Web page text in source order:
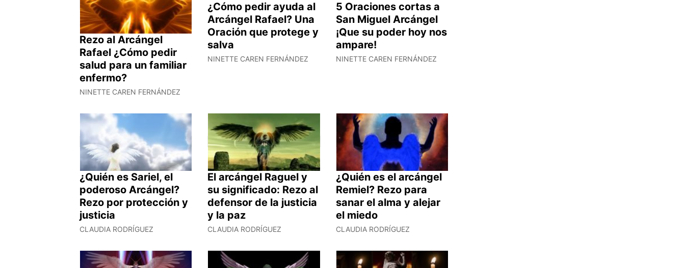
Rezo al Arcángel
Rafael ¿Cómo pedir
salud para un familiar
enfermo?
NINETTE CAREN FERNÁNDEZ
¿Cómo pedir ayuda al
Arcángel Rafael? Una
Oración que protege y
salva
NINETTE CAREN FERNÁNDEZ
5 Oraciones cortas a
San Miguel Arcángel
¡Que su poder hoy nos
ampare!
NINETTE CAREN FERNÁNDEZ
¿Quién es Sariel, el
poderoso Arcángel?
Rezo por protección y
justicia
CLAUDIA RODRÍGUEZ
El arcángel Raguel y
su significado: Rezo al
defensor de la justicia
y la paz
CLAUDIA RODRÍGUEZ
¿Quién es el arcángel
Remiel? Rezo para
sanar el alma y alejar
el miedo
CLAUDIA RODRÍGUEZ